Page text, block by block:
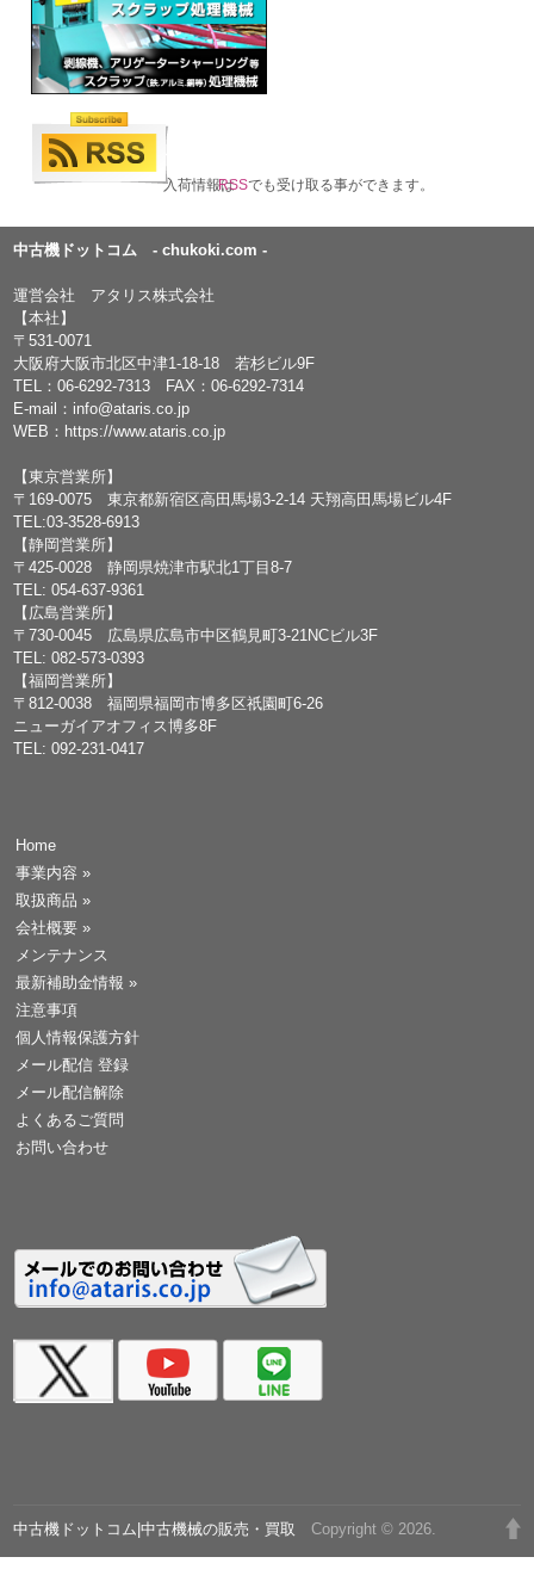
入荷情報はRSSでも受け取る事ができます。
中古機ドットコム - chukoki.com -
運営会社 アタリス株式会社
【本社】
〒531-0071
大阪府大阪市北区中津1-18-18 若杉ビル9F
TEL：06-6292-7313 FAX：06-6292-7314
E-mail： info@ataris.co.jp
WEB： https://www.ataris.co.jp
【東京営業所】
〒169-0075 東京都新宿区高田馬場3-2-14 天翔高田馬場ビル4F
TEL:03-3528-6913
【静岡営業所】
〒425-0028 静岡県焼津市駅北1丁目8-7
TEL: 054-637-9361
【広島営業所】
〒730-0045 広島県広島市中区鶴見町3-21NCビル3F
TEL: 082-573-0393
【福岡営業所】
〒812-0038 福岡県福岡市博多区祇園町6-26
ニューガイアオフィス博多8F
TEL: 092-231-0417
Home
事業内容 »
取扱商品 »
会社概要 »
メンテナンス
最新補助金情報 »
注意事項
個人情報保護方針
メール配信 登録
メール配信解除
よくあるご質問
お問い合わせ
中古機ドットコム|中古機械の販売・買取 Copyright © 2026.